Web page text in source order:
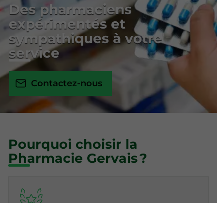
Des pharmaciens
expérimentés et
sympathiques à votre
service
Contactez-nous
Pourquoi choisir la
Pharmacie Gervais ?